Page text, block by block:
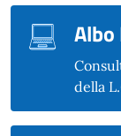
della